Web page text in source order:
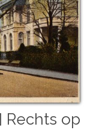
Rechts op